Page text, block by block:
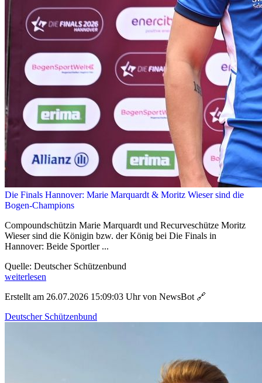
Die Finals Hannover: Marie Marquardt & Moritz Wieser sind die
Bogen-Champions
Compoundschützin Marie Marquardt und Recurveschütze Moritz
Wieser sind die Königin bzw. der König bei Die Finals in
Hannover: Beide Sportler ...
Quelle: Deutscher Schützenbund
weiterlesen
Erstellt am 26.07.2026 15:09:03 Uhr von NewsBot 🔗
Deutscher Schützenbund